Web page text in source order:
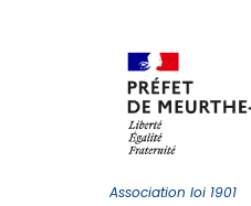
Association loi 1901